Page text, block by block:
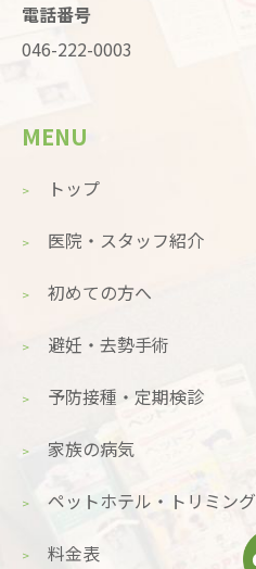
電話番号
046-222-0003
MENU
トップ
医院・スタッフ紹介
初めての方へ
避妊・去勢手術
予防接種・定期検診
家族の病気
ペットホテル・トリミング
料金表